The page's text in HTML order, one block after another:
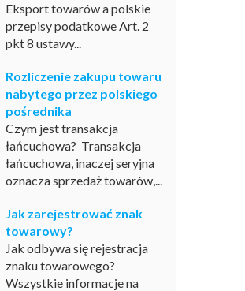
Eksport towarów a polskie
przepisy podatkowe Art. 2
pkt 8 ustawy...
Rozliczenie zakupu towaru
nabytego przez polskiego
pośrednika
Czym jest transakcja
łańcuchowa? Transakcja
łańcuchowa, inaczej seryjna
oznacza sprzedaż towarów,...
Jak zarejestrować znak
towarowy?
Jak odbywa się rejestracja
znaku towarowego?
Wszystkie informacje na